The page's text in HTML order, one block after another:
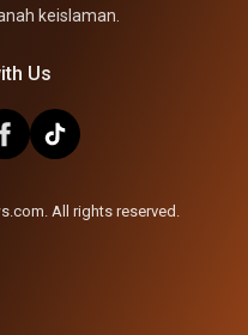
keislaman.
Us
All rights reserved.